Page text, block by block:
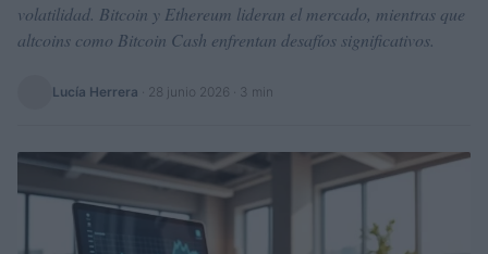
volatilidad. Bitcoin y Ethereum lideran el mercado, mientras que
altcoins como Bitcoin Cash enfrentan desafíos significativos.
Lucía Herrera 28 junio 2026 · 3 min